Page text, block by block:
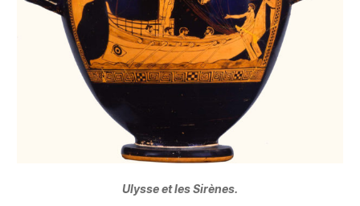
Ulysse et les Sirènes.